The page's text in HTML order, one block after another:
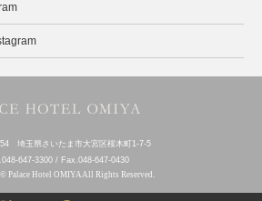
埼玉県さいたま市大宮区桜木町1-7-5
647-3300 / Fax.048-647-0430
Palace Hotel OMIYA All Rights Reserved.